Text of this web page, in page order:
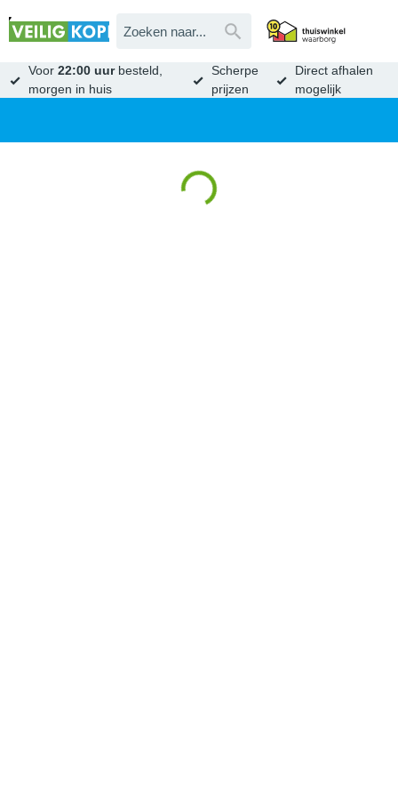
Voor22:00 uurbesteld,
morgen in huis
Scherpe
prijzen
Direct afhalen
mogelijk